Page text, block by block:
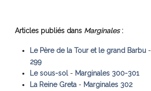
Articles publiés dans Marginales:
Le Père de la Tour et le grand Barbu-
299
Le sous-sol- Marginales 300-301
La Reine Greta- Marginales 302